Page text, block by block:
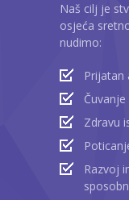
Naš cilj je
osjeća
nudimo:
Prijatan
Zdravu
Razvoj